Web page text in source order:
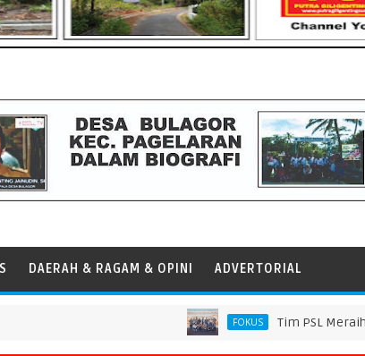
DAERAH & RAGAM & OPINI ADVERTORIAL
FOKUS Tim PSL Meraih Juara di